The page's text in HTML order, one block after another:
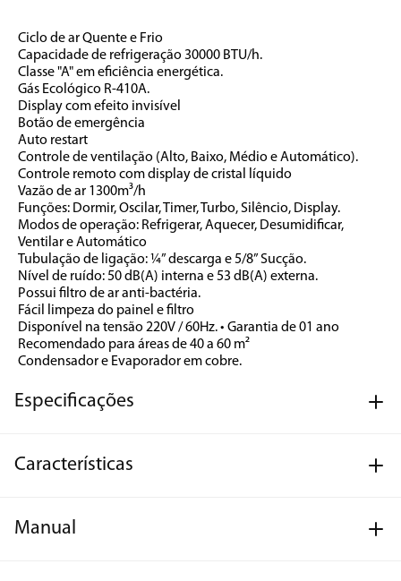
Ciclo de ar Quente e Frio
Capacidade de refrigeração 30000 BTU/h.
Classe "A" em eficiência energética.
Gás Ecológico R-410A.
Display com efeito invisível
Botão de emergência
Auto restart
Controle de ventilação (Alto, Baixo, Médio e Automático).
Controle remoto com display de cristal líquido
Vazão de ar 1300m³/h
Funções: Dormir, Oscilar, Timer, Turbo, Silêncio, Display.
Modos de operação: Refrigerar, Aquecer, Desumidificar,
Ventilar e Automático
Tubulação de ligação: ¼” descarga e 5/8” Sucção.
Nível de ruído: 50 dB(A) interna e 53 dB(A) externa.
Possui filtro de ar anti-bactéria.
Fácil limpeza do painel e filtro
Disponível na tensão 220V / 60Hz. • Garantia de 01 ano
Recomendado para áreas de 40 a 60 m²
Condensador e Evaporador em cobre.
Especificações
Características
Manual